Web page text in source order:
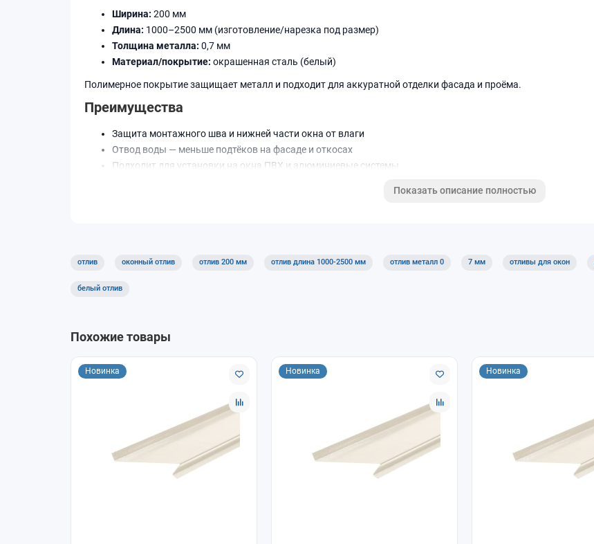
Ширина: 200 мм
Длина: 1000–2500 мм (изготовление/нарезка под размер)
Толщина металла: 0,7 мм
Материал/покрытие: окрашенная сталь (белый)
Полимерное покрытие защищает металл и подходит для аккуратной отделки фасада и проёма.
Преимущества
Защита монтажного шва и нижней части окна от влаги
Отвод воды — меньше подтёков на фасаде и откосах
Подходит для установки на окна ПВХ и алюминиевые системы
Как подобрать
Для большой ветровой нагрузки выбирайте толщину 0,7–1,0 мм
Для видимых фасадов выбирайте окрашенный вариант в нужный цвет
Показать описание полностью
отлив оконный отлив отлив 200 мм отлив длина 1000-2500 мм отлив металл 0 7 мм отливы для окон
белый отлив
Похожие товары
Новинка Новинка Новинка